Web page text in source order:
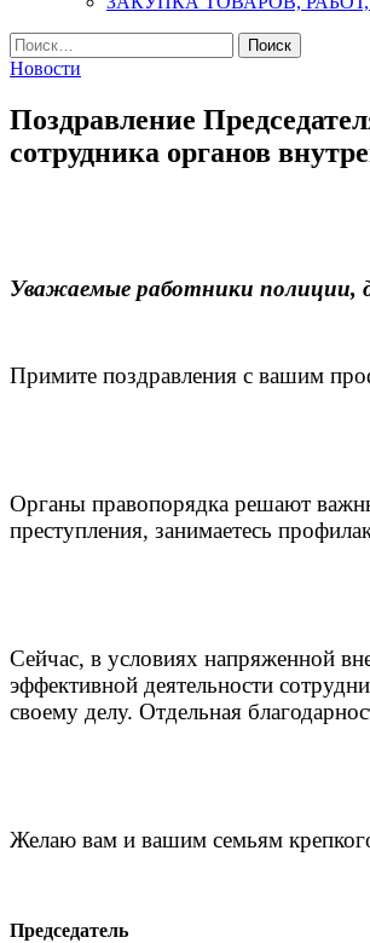
Найти:
Новости
Поздравление
сотрудника органов
Уважаемые работники полиции,
Примите поздравления с вашим
Органы правопорядка решают
преступления, занимаетесь
Сейчас, в условиях напряженной
эффективной деятельности
своему делу. Отдельная
Желаю вам и вашим семьям
Председатель